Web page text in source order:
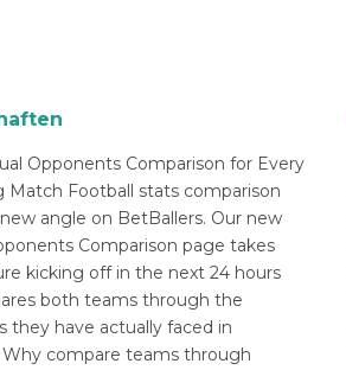
Opponents Comparison for Every
Match Football stats comparison
angle on BetBallers. Our new
Comparison page takes
kicking off in the next 24 hours
both teams through the
they have actually faced in
compare teams through